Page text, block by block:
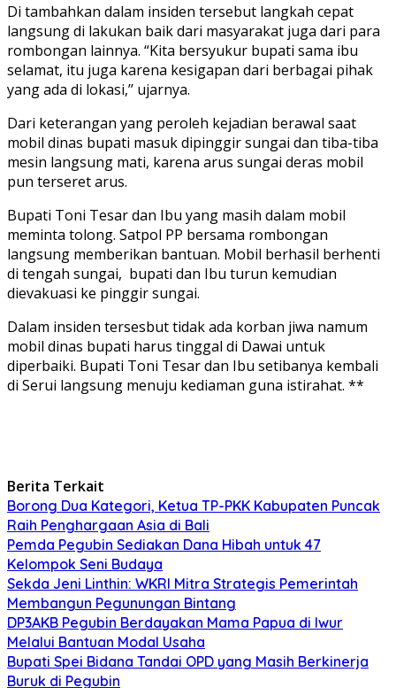
Di tambahkan dalam insiden tersebut langkah cepat
langsung di lakukan baik dari masyarakat juga dari para
rombongan lainnya. “Kita bersyukur bupati sama ibu
selamat, itu juga karena kesigapan dari berbagai pihak
yang ada di lokasi,’’ ujarnya.
Dari keterangan yang peroleh kejadian berawal saat
mobil dinas bupati masuk dipinggir sungai dan tiba-tiba
mesin langsung mati, karena arus sungai deras mobil
pun terseret arus.
Bupati Toni Tesar dan Ibu yang masih dalam mobil
meminta tolong. Satpol PP bersama rombongan
langsung memberikan bantuan. Mobil berhasil berhenti
di tengah sungai, bupati dan Ibu turun kemudian
dievakuasi ke pinggir sungai.
Dalam insiden tersesbut tidak ada korban jiwa namum
mobil dinas bupati harus tinggal di Dawai untuk
diperbaiki. Bupati Toni Tesar dan Ibu setibanya kembali
di Serui langsung menuju kediaman guna istirahat. **
Berita Terkait
Borong Dua Kategori, Ketua TP-PKK Kabupaten Puncak
Raih Penghargaan Asia di Bali
Pemda Pegubin Sediakan Dana Hibah untuk 47
Kelompok Seni Budaya
Sekda Jeni Linthin: WKRI Mitra Strategis Pemerintah
Membangun Pegunungan Bintang
DP3AKB Pegubin Berdayakan Mama Papua di Iwur
Melalui Bantuan Modal Usaha
Bupati Spei Bidana Tandai OPD yang Masih Berkinerja
Buruk di Pegubin